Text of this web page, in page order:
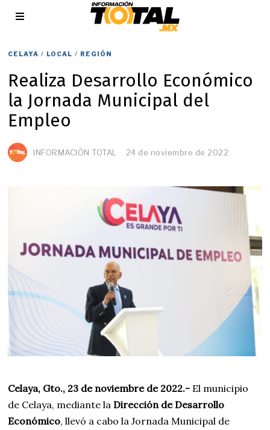
CELAYA / LOCAL / REGIÓN
Realiza Desarrollo Económico
la Jornada Municipal del
Empleo
INFORMACIÓN TOTAL 24 de noviembre de 2022
Celaya, Gto., 23 de noviembre de 2022.- El municipio
de Celaya, mediante la Dirección de Desarrollo
Económico, llevó a cabo la Jornada Municipal de